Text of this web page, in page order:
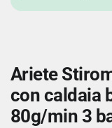
Ariete
con caldaia
80g/min 3